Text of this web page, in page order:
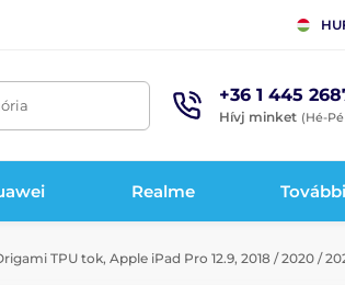
+36 1 445
Hívj minket (Hé-Pé
Realme
TPU tok, Apple iPad Pro 12.9, 2018 / 2020 /